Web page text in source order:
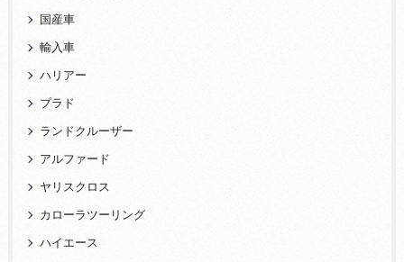
国産車
輸入車
ハリアー
プラド
ランドクルーザー
アルファード
ヤリスクロス
カローラツーリング
ハイエース